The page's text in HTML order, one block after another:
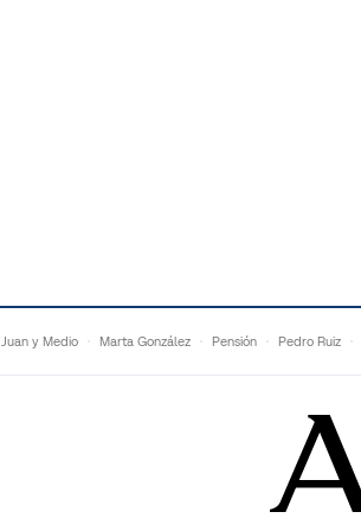
Juan y Medio Marta González Pensión Pedro Ruiz